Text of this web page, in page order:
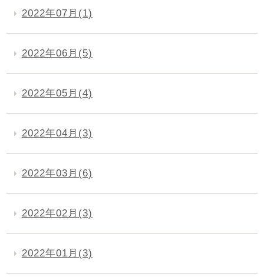
2022年07月(1)
2022年06月(5)
2022年05月(4)
2022年04月(3)
2022年03月(6)
2022年02月(3)
2022年01月(3)